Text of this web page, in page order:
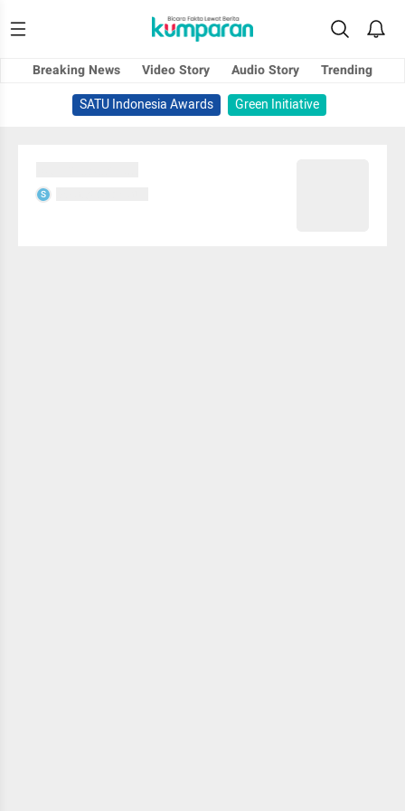
Breaking News Video Story Audio Story
Trending
SATU Indonesia Awards
Green Initiative
S